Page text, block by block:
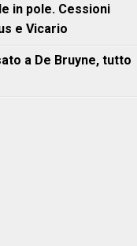
in pole. Cessioni
e Vicario
a De Bruyne, tutto